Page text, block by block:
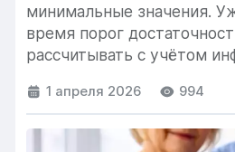
минимальные значения.
время порог
рассчитывать с учётом
1 апреля 2026 994